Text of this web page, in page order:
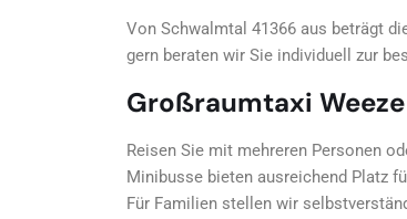
Von Schwalmtal 41366 aus beträgt
gern beraten wir Sie individuell zur
Großraumtaxi
Reisen Sie mit mehreren Personen
Minibusse bieten ausreichend Platz
Für Familien stellen wir